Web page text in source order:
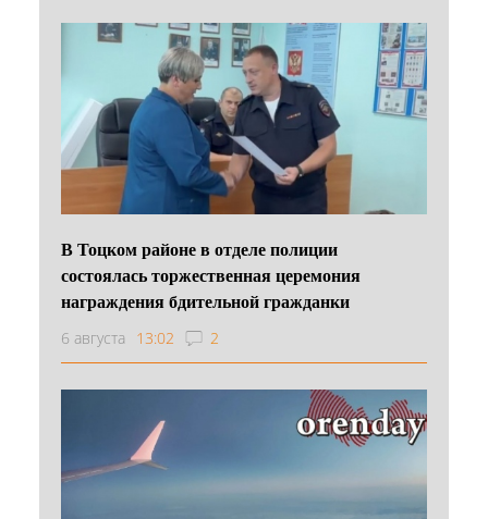
В Тоцком районе в отделе полиции
состоялась торжественная церемония
награждения бдительной гражданки
6 августа 13:02 2